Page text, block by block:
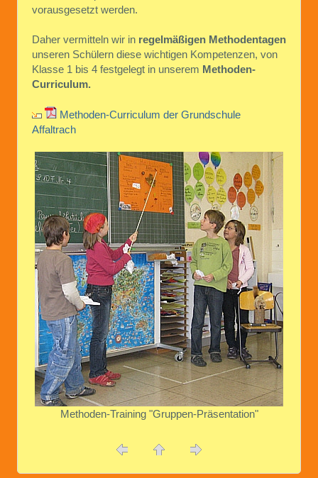
vorausgesetzt werden.
Daher vermitteln wir in regelmäßigen Methodentagen
unseren Schülern diese wichtigen Kompetenzen, von
Klasse 1 bis 4 festgelegt in unserem Methoden-
Curriculum.
Methoden-Curriculum der Grundschule
Affaltrach
Methoden-Training "Gruppen-Präsentation"